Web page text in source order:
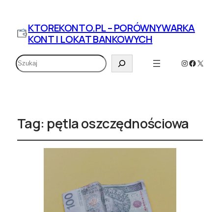
KTOREKONTO.PL – PORÓWNYWARKA
KONT I LOKAT BANKOWYCH
Szukaj Instagram
X
Tag: pętla oszczędnościowa